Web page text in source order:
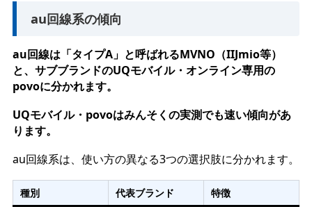
au回線系の傾向
au回線は「タイプA」と呼ばれるMVNO（IIJmio等）
と、サブブランドのUQモバイル・オンライン専用の
povoに分かれます。
UQモバイル・povoはみんそくの実測でも速い傾向があ
ります。
au回線系は、使い方の異なる3つの選択肢に分かれます。
種別 代表ブランド 特徴